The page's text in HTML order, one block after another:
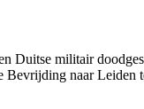
militair
naar